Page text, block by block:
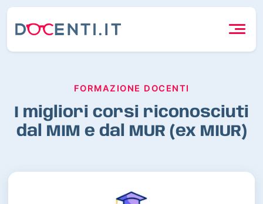
FORMAZIONE DOCENTI
I migliori corsi riconosciuti
dal MIM e dal MUR (ex MIUR)